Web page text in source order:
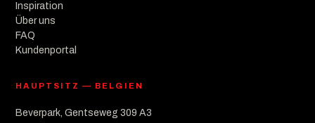
Inspiration
Über uns
FAQ
Kundenportal
HAUPTSITZ — BELGIEN
Beverpark, Gentseweg 309 A3